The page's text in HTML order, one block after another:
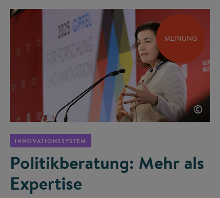
MEINUNG
©
INNOVATIONSSYSTEM
Politikberatung: Mehr als
Expertise